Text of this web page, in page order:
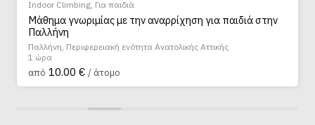
,Για παιδιά
με την αναρρίχηση για παιδιά στην
ενότητα Ανατολικής Αττικής
/ άτομο
Ιδιαίτερο